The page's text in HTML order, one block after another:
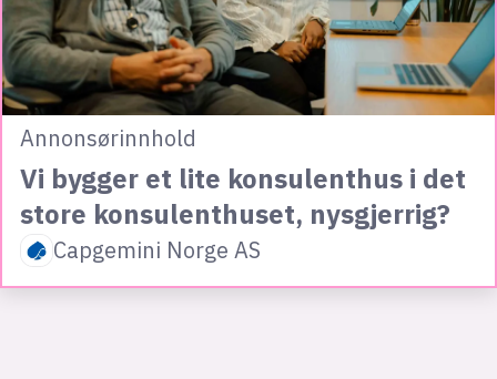
Annonsørinnhold
Vi bygger et lite konsulenthus i det
store konsulenthuset, nysgjerrig?
Capgemini Norge AS